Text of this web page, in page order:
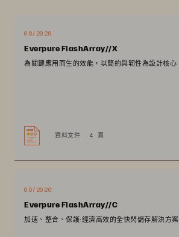
06/2026
Everpure FlashArray//X
為關鍵應用而生的效能，以簡約與韌性為設計核心
資料文件 4 頁
06/2026
Everpure FlashArray//C
加速、整合、保護:經濟高效的全快閃儲存解決方案